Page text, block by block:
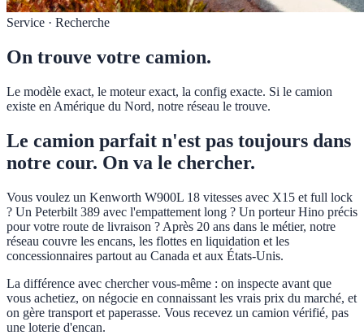
Service · Recherche
On trouve votre camion.
Le modèle exact, le moteur exact, la config exacte. Si le camion
existe en Amérique du Nord, notre réseau le trouve.
Le camion parfait n'est pas toujours dans
notre cour. On va le chercher.
Vous voulez un Kenworth W900L 18 vitesses avec X15 et full lock
? Un Peterbilt 389 avec l'empattement long ? Un porteur Hino précis
pour votre route de livraison ? Après 20 ans dans le métier, notre
réseau couvre les encans, les flottes en liquidation et les
concessionnaires partout au Canada et aux États-Unis.
La différence avec chercher vous-même : on inspecte avant que
vous achetiez, on négocie en connaissant les vrais prix du marché, et
on gère transport et paperasse. Vous recevez un camion vérifié, pas
une loterie d'encan.